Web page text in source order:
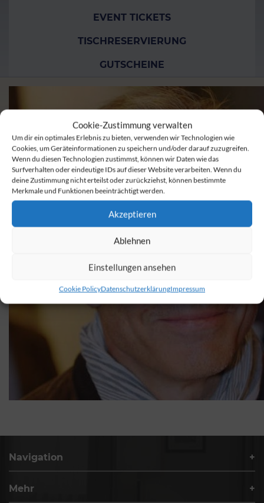
Cookie-Zustimmung verwalten
Um dir ein optimales Erlebnis zu bieten, verwenden wir Technologien wie
Cookies, um Geräteinformationen zu speichern und/oder darauf zuzugreifen.
Wenn du diesen Technologien zustimmst, können wir Daten wie das
Surfverhalten oder eindeutige IDs auf dieser Website verarbeiten. Wenn du
deine Zustimmung nicht erteilst oder zurückziehst, können bestimmte
Merkmale und Funktionen beeinträchtigt werden.
Akzeptieren
Ablehnen
Einstellungen ansehen
Cookie PolicyDatenschutzerklärungImpressum
EVENT TICKETS
TISCHRESERVIERUNG
GUTSCHEINE
Navigation
Mehr